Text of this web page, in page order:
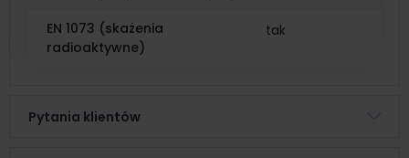
EN 1073 (skażenia
radioaktywne)
tak
Pytania klientów